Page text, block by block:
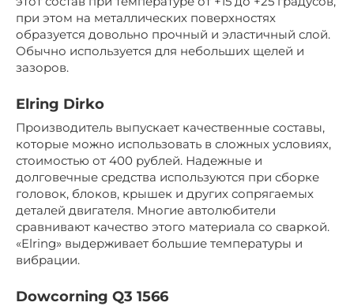
при этом на металлических поверхностях
образуется довольно прочный и эластичный слой.
Обычно используется для небольших щелей и
зазоров.
Elring Dirko
Производитель выпускает качественные составы,
которые можно использовать в сложных условиях,
стоимостью от 400 рублей. Надежные и
долговечные средства используются при сборке
головок, блоков, крышек и других сопрягаемых
деталей двигателя. Многие автолюбители
сравнивают качество этого материала со сваркой.
«Elring» выдерживает большие температуры и
вибрации.
Dowcorning Q3 1566